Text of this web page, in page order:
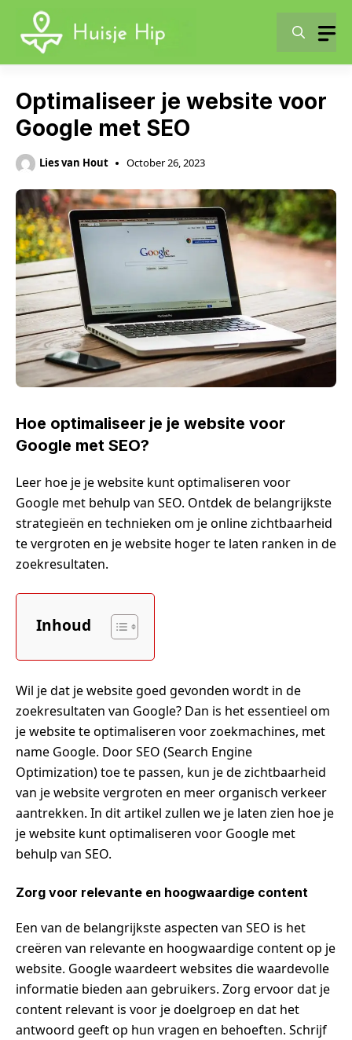
content
Optimaliseer je website voor
Google met SEO
Lies van Hout October 26, 2023
Hoe optimaliseer je je website voor
Google met SEO?
Leer hoe je je website kunt optimaliseren voor
Google met behulp van SEO. Ontdek de belangrijkste
strategieën en technieken om je online zichtbaarheid
te vergroten en je website hoger te laten ranken in de
zoekresultaten.
Inhoud
Wil je dat je website goed gevonden wordt in de
zoekresultaten van Google? Dan is het essentieel om
je website te optimaliseren voor zoekmachines, met
name Google. Door SEO (Search Engine
Optimization) toe te passen, kun je de zichtbaarheid
van je website vergroten en meer organisch verkeer
aantrekken. In dit artikel zullen we je laten zien hoe je
je website kunt optimaliseren voor Google met
behulp van SEO.
Zorg voor relevante en hoogwaardige content
Een van de belangrijkste aspecten van SEO is het
creëren van relevante en hoogwaardige content op je
website. Google waardeert websites die waardevolle
informatie bieden aan gebruikers. Zorg ervoor dat je
content relevant is voor je doelgroep en dat het
antwoord geeft op hun vragen en behoeften. Schrijf